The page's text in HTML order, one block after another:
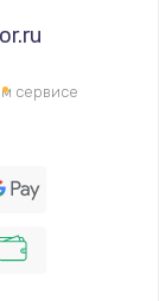
сервисе